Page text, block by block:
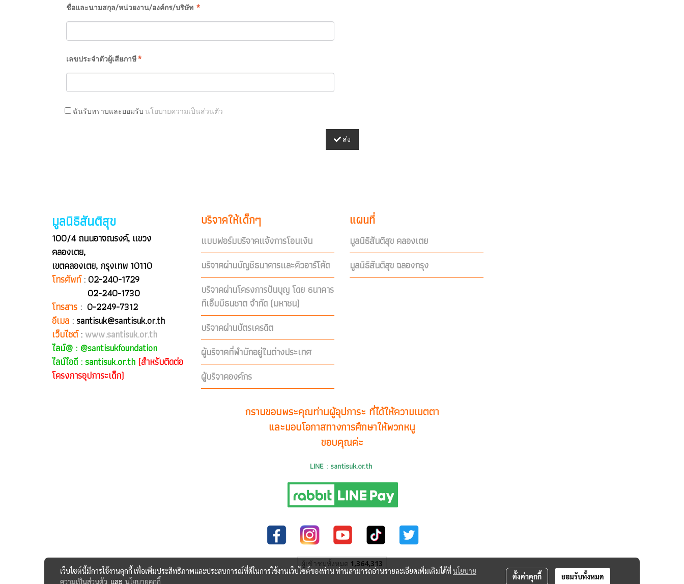
ชื่อและนามสกุล/หน่วยงาน/องค์กร/บริษัท *
เลขประจำตัวผู้เสียภาษี*
ฉันรับทราบและยอมรับ นโยบายความเป็นส่วนตัว
ส่ง
มูลนิธิสันติสุข
100/4 ถนนอาจณรงค์, แขวง
คลองเตย,
เขตคลองเตย, กรุงเทพ 10110
โทรศัพท์:02-240-1729
02-240-1730
โทรสาร : 0-2249-7312
อีเมล : santisuk@santisuk.or.th
เว็บไซต์: www.santisuk.or.th
ไลน์@ : @santisukfoundation
ไลน์ไอดี : santisuk.or.th (สำหรับติดต่อ
โครงการอุปการะเด็ก)
บริจาคให้เด็กๆ
แบบฟอร์มบริจาคแจ้งการโอนเงิน
บริจาคผ่านบัญชีธนาคารและคิวอาร์โค้ด
บริจาคผ่านโครงการปันบุญ โดย ธนาคาร
ทีเอ็มบีธนชาต จำกัด (มหาชน)
บริจาคผ่านบัตรเครดิต
ผู้บริจาคที่พำนักอยู่ในต่างประเทศ
ผู้บริจาคองค์กร
แผนที่
มูลนิธิสันติสุข คลองเตย
มูลนิธิสันติสุข ฉลองกรุง
กราบขอบพระคุณท่านผู้อุปการะ ที่ได้ให้ความเมตตา
และมอบโอกาสทางการศึกษาให้พวกหนู
ขอบคุณค่ะ
LINE : santisuk.or.th
ผู้เข้าชมทั้งหมด 1,364,313
เว็บไซต์นี้มีการใช้งานคุกกี้ เพื่อเพิ่มประสิทธิภาพและประสบการณ์ที่ดีในการใช้งานเว็บไซต์ของท่าน ท่านสามารถอ่านรายละเอียดเพิ่มเติมได้ที่นโยบาย
ความเป็นส่วนตัว และ นโยบายคุกกี้
ตั้งค่าคุกกี้ ยอมรับทั้งหมด